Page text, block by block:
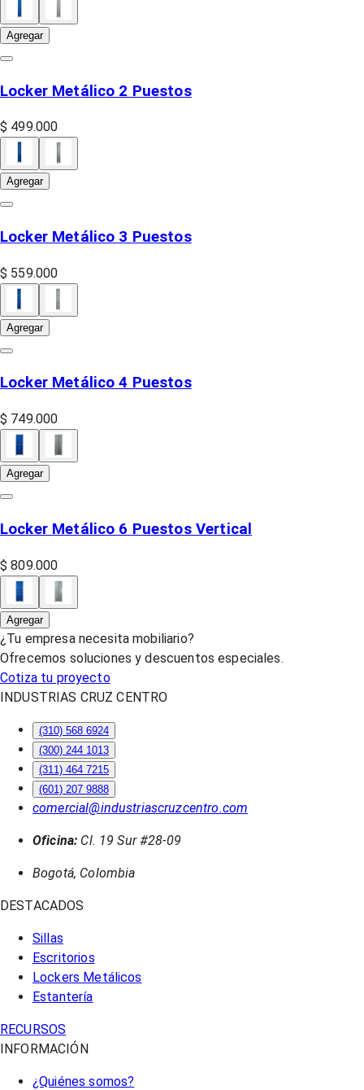
Agregar
Locker Metálico 2 Puestos
$ 499.000
Agregar
Locker Metálico 3 Puestos
$ 559.000
Agregar
Locker Metálico 4 Puestos
$ 749.000
Agregar
Locker Metálico 6 Puestos Vertical
$ 809.000
Agregar
¿Tu empresa necesita mobiliario?
Ofrecemos soluciones y descuentos especiales.
Cotiza tu proyecto
INDUSTRIAS CRUZ CENTRO
(310) 568 6924
(300) 244 1013
(311) 464 7215
(601) 207 9888
comercial@industriascruzcentro.com
Oficina: Cl. 19 Sur #28-09
Bogotá, Colombia
DESTACADOS
Sillas
Escritorios
Lockers Metálicos
Estantería
RECURSOS
INFORMACIÓN
¿Quiénes somos?